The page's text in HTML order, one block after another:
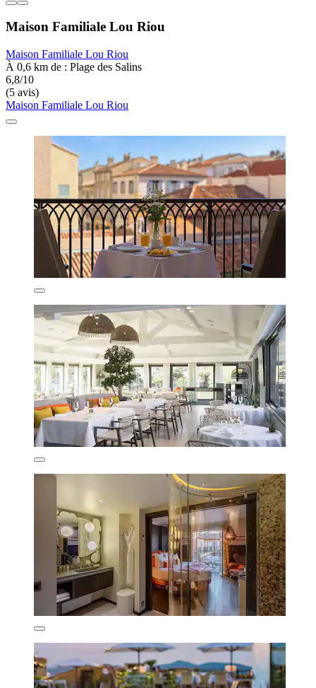
Maison Familiale Lou Riou
Maison Familiale Lou Riou
À 0,6 km de : Plage des Salins
6,8/10
(5 avis)
Maison Familiale Lou Riou